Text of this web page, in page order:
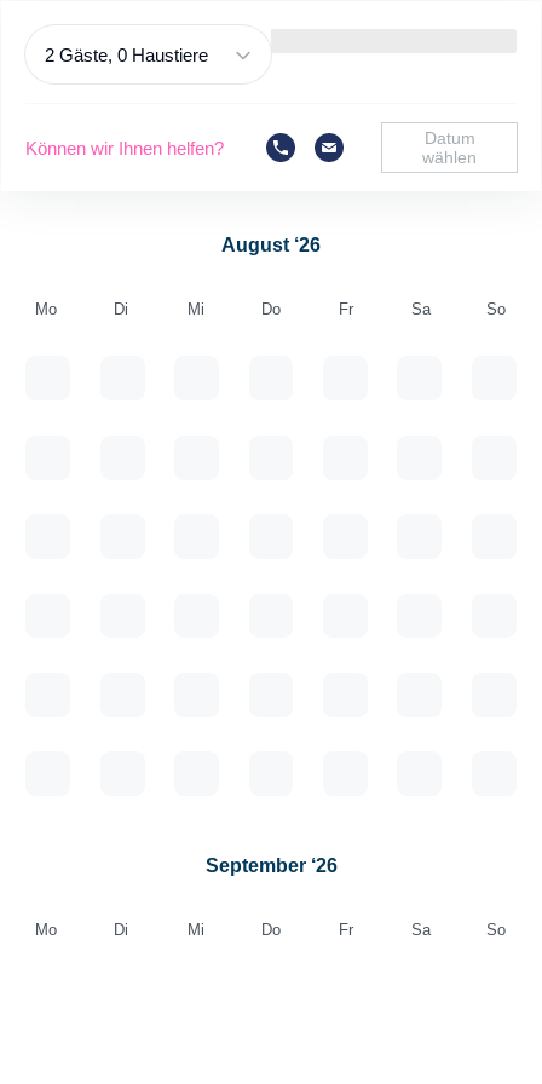
2 Gäste, 0 Haustiere
Können wir Ihnen helfen?
Datum
wählen
August ‘26
Mo Di Mi Do Fr Sa So
September ‘26
Mo Di Mi Do Fr Sa So